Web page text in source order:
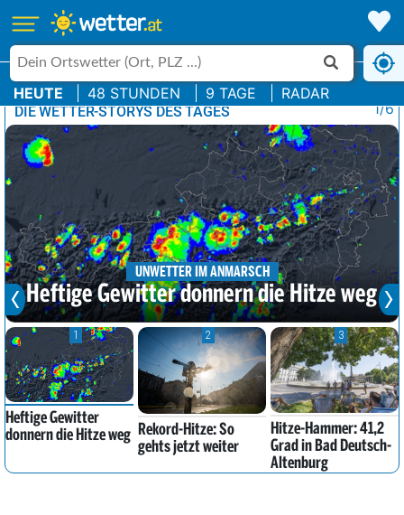
HEUTE 48 STUNDEN 9 TAGE RADAR
DIE WETTER-STORYS DES TAGES
UNWETTER IM ANMARSCH
Heftige Gewitter donnern die Hitze weg
1
Heftige Gewitter
donnern die Hitze weg
2
Rekord-Hitze: So
gehts jetzt weiter
3
Hitze-Hammer: 41,2
Grad in Bad Deutsch-
Altenburg
1/6